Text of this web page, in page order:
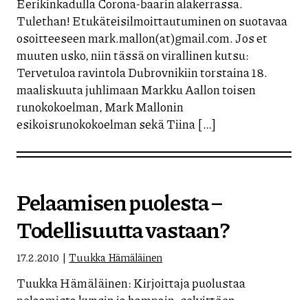
Tulethan! Etukäteisilmoittautuminen on suotavaa
osoitteeseen mark.mallon(at)gmail.com. Jos et
muuten usko, niin tässä on virallinen kutsu:
Tervetuloa ravintola Dubrovnikiin torstaina 18.
maaliskuuta juhlimaan Markku Aallon toisen
runokokoelman, Mark Mallonin
esikoisrunokokoelman sekä Tiina […]
Pelaamisen puolesta –
Todellisuutta vastaan?
17.2.2010 Tuukka Hämäläinen
Tuukka Hämäläinen: Kirjoittaja puolustaa